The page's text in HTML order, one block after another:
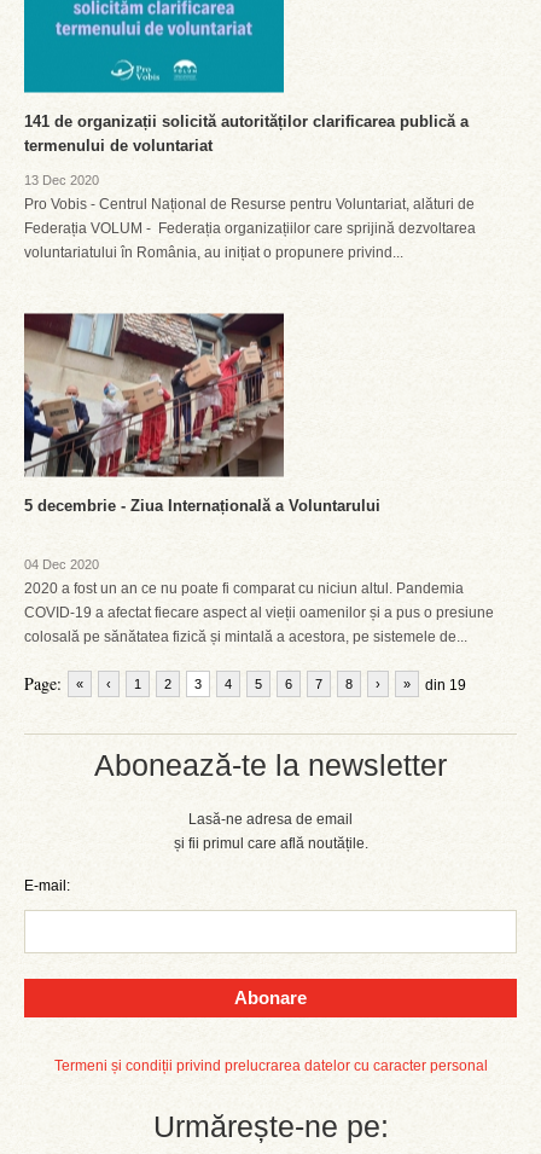
Abonează-te la newsletter
Lasă-ne adresa de email
și fii primul care află noutățile.
E-mail:
Abonare
Termeni și condiții privind prelucrarea datelor cu caracter personal
Urmărește-ne pe:
141 de organizații solicită autorităților clarificarea publică a
termenului de voluntariat
13 Dec 2020
Pro Vobis - Centrul Național de Resurse pentru Voluntariat, alături de
Federația VOLUM - Federația organizațiilor care sprijină dezvoltarea
voluntariatului în România, au inițiat o propunere privind...
5 decembrie - Ziua Internațională a Voluntarului
04 Dec 2020
2020 a fost un an ce nu poate fi comparat cu niciun altul. Pandemia
COVID-19 a afectat fiecare aspect al vieții oamenilor și a pus o presiune
colosală pe sănătatea fizică și mintală a acestora, pe sistemele de...
Page: « ‹ 1 2 3 4 5 6 7 8 din 19
› »